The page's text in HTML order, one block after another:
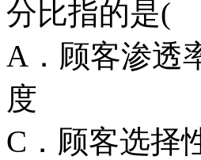
分比指的是
A．顾
度
C．顾